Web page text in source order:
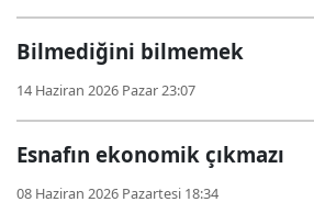
Bilmediğini bilmemek
14 Haziran 2026 Pazar 23:07
Esnafın ekonomik çıkmazı
08 Haziran 2026 Pazartesi 18:34